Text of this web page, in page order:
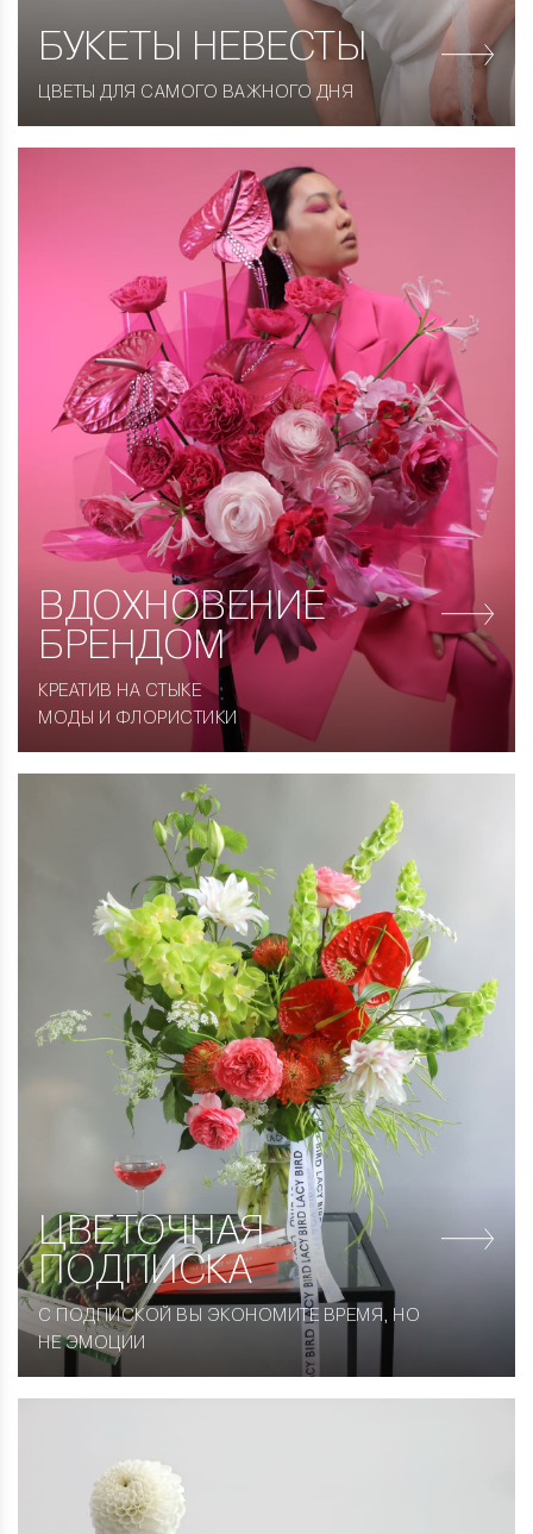
БУКЕТЫ НЕВЕСТЫ
ЦВЕТЫ ДЛЯ САМОГО ВАЖНОГО ДНЯ
ВДОХНОВЕНИЕ
БРЕНДОМ
КРЕАТИВ НА СТЫКЕ
МОДЫ И ФЛОРИСТИКИ
ЦВЕТОЧНАЯ
ПОДПИСКА
С ПОДПИСКОЙ ВЫ ЭКОНОМИТЕ ВРЕМЯ, НО
НЕ ЭМОЦИИ